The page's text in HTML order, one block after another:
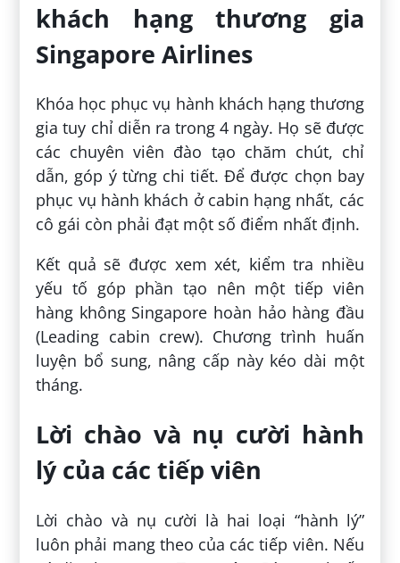
khách hạng thương gia
Singapore Airlines
Khóa học phục vụ hành khách hạng thương
gia tuy chỉ diễn ra trong 4 ngày. Họ sẽ được
các chuyên viên đào tạo chăm chút, chỉ
dẫn, góp ý từng chi tiết. Để được chọn bay
phục vụ hành khách ở cabin hạng nhất, các
cô gái còn phải đạt một số điểm nhất định.
Kết quả sẽ được xem xét, kiểm tra nhiều
yếu tố góp phần tạo nên một tiếp viên
hàng không Singapore hoàn hảo hàng đầu
(Leading cabin crew). Chương trình huấn
luyện bổ sung, nâng cấp này kéo dài một
tháng.
Lời chào và nụ cười hành
lý của các tiếp viên
Lời chào và nụ cười là hai loại “hành lý”
luôn phải mang theo của các tiếp viên. Nếu